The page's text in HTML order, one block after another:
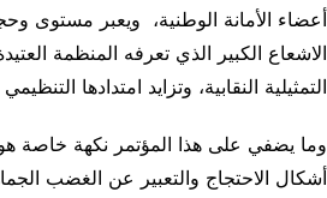
أعضاء الأمانة الوطنية، ويعبر
الاشعاع الكبير الذي تعرفه المنظمة
التمثيلية النقابية، وتزايد امتدادها
وما يضفي على هذا المؤتمر نكهة خاصة
أشكال الاحتجاج والتعبير عن الغضب